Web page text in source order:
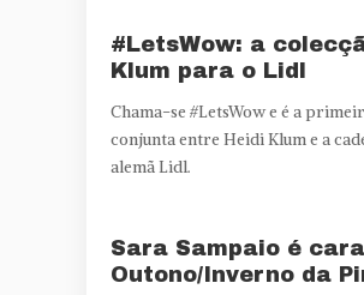
#LetsWow: a
Klum para o Lidl
Chama-se #LetsWow e é a
conjunta entre Heidi Klum e a
alemã Lidl.
Sara Sampaio é
Outono/Inverno da